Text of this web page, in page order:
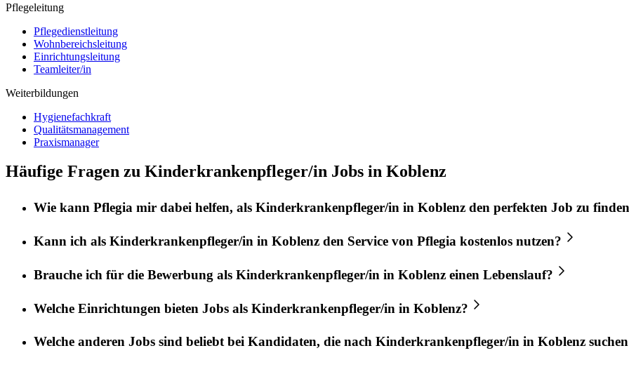
Pflegeleitung
Pflegedienstleitung
Wohnbereichsleitung
Einrichtungsleitung
Teamleiter/in
Weiterbildungen
Hygienefachkraft
Qualitätsmanagement
Praxismanager
Häufige Fragen zu Kinderkrankenpfleger/in Jobs in Koblenz
Wie kann Pflegia mir dabei helfen, als Kinderkrankenpfleger/in in Koblenz den perfekten Job zu
Kann ich als Kinderkrankenpfleger/in in Koblenz den Service von Pflegia kostenlos nutzen?
Brauche ich für die Bewerbung als Kinderkrankenpfleger/in in Koblenz einen Lebenslauf?
Welche Einrichtungen bieten Jobs als Kinderkrankenpfleger/in in Koblenz?
Welche anderen Jobs sind beliebt bei Kandidaten, die nach Kinderkrankenpfleger/in in Koblenz